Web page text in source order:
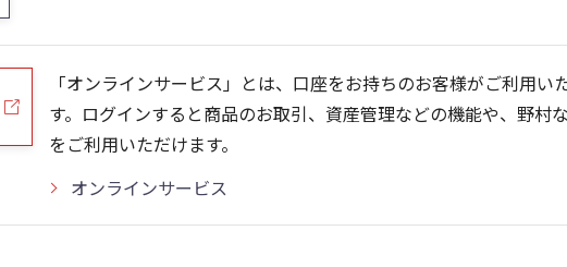
0
200
0
200
「オンラインサービス」とは、口座をお持ちのお客様がご利用い
す。ログインすると商品のお取引、資産管理などの機能や、野村
をご利用いただけます。
オンラインサービス